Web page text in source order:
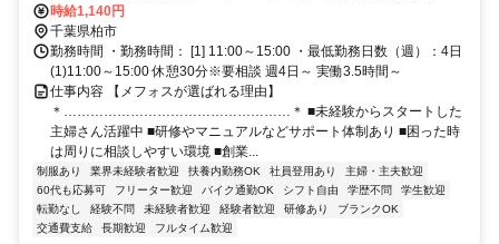
分、ＪＲ常磐線 南柏東口徒歩約13分、東武野田線〔アーバンパーク
ライン〕 増尾西口徒歩約28分 「南柏駅」より徒歩9分
時給1,140円
千葉県柏市
勤務時間 ・勤務時間： [1] 11:00～15:00 ・最低勤務日数（週）：4日
(1)11:00～15:00 休憩30分※要相談 週4日～ 実働3.5時間～
仕事内容 【メフォスが選ばれる理由】
＊……………………………………………＊ ■未経験からスタートした
主婦さん活躍中 ■研修やマニュアルなどサポート体制あり ■困った時
は周りに相談しやすい環境 ■創業...
制服あり 業界未経験者歓迎 扶養内勤務OK 社員登用あり
主婦・主夫歓迎
60代も応募可
フリーター歓迎 バイク通勤OK シフト自由 学歴不問
学生歓迎
転勤なし
経験不問 未経験者歓迎 経験者歓迎 研修あり
ブランクOK
交通費支給
長期歓迎 フルタイム歓迎